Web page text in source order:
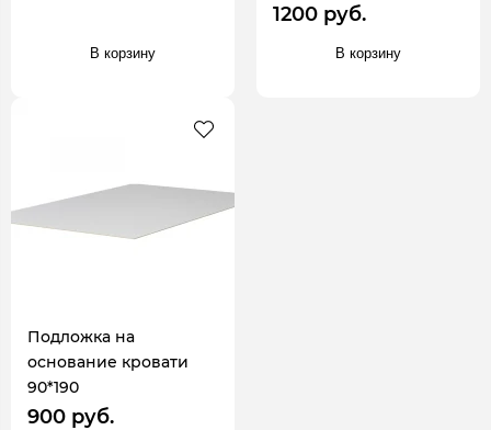
В корзину
1200 руб.
В корзину
Подложка на
основание кровати
90*190
900 руб.